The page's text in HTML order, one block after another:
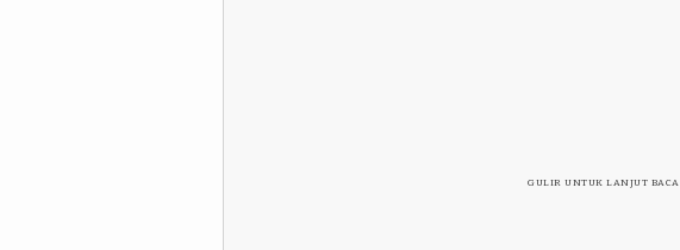
GULIR UNTUK LANJUT BACA